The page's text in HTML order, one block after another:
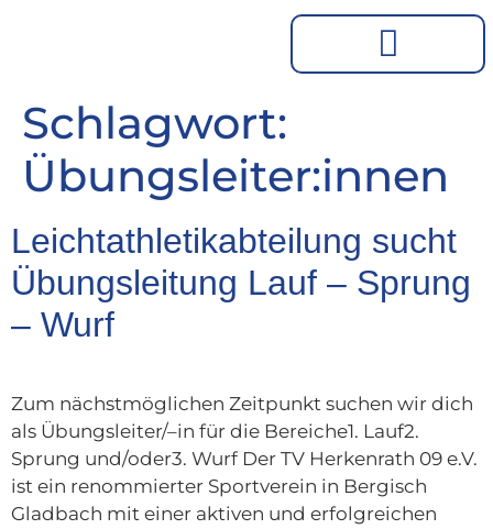
Schlagwort:
Übungsleiter:innen
Leichtathletikabteilung sucht
Übungsleitung Lauf – Sprung
– Wurf
Zum nächstmöglichen Zeitpunkt suchen wir dich
als Übungsleiter/–in für die Bereiche1. Lauf2.
Sprung und/oder3. Wurf Der TV Herkenrath 09 e.V.
ist ein renommierter Sportverein in Bergisch
Gladbach mit einer aktiven und erfolgreichen